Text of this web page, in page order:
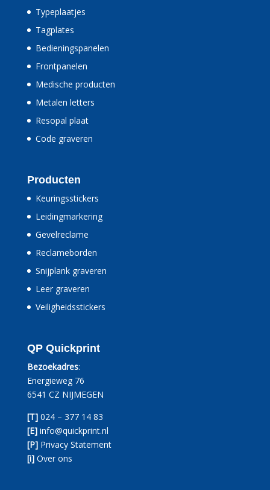
Typeplaatjes
Tagplates
Bedieningspanelen
Frontpanelen
Medische producten
Metalen letters
Resopal plaat
Code graveren
Producten
Keuringsstickers
Leidingmarkering
Gevelreclame
Reclameborden
Snijplank graveren
Leer graveren
Veiligheidsstickers
QP Quickprint
Bezoekadres:
Energieweg 76
6541 CZ NIJMEGEN
[T] 024 – 377 14 83
[E] info@quickprint.nl
[P] Privacy Statement
[i] Over ons